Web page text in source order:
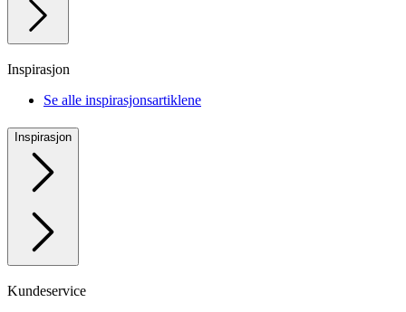
Inspirasjon
Se alle inspirasjonsartiklene
Inspirasjon
Kundeservice